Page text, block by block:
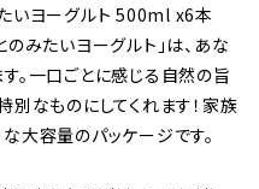
いヨーグルト 500ml x6本
みたいヨーグルト」は、あな
。一口ごとに感じる自然の旨
別なものにしてくれます！家族
大容量のパッケージです。